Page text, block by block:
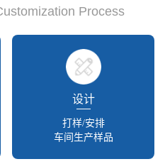
Process
设计
打样/安排
车间生产样品